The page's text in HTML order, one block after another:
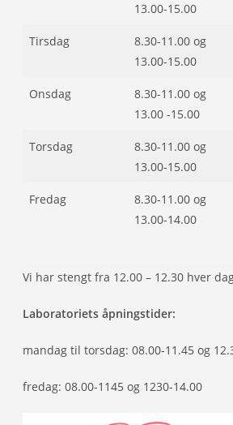
13.00-15.00
Tirsdag
8.30-11.00 og
13.00-15.00
Onsdag
8.30-11.00 og
13.00 -15.00
Torsdag
8.30-11.00 og
13.00-15.00
Fredag
8.30-11.00 og
13.00-14.00
Vi har stengt fra 12.00 – 12.30 hver
Laboratoriets åpningstider:
mandag til torsdag: 08.00-11.45 og
fredag: 08.00-1145 og 1230-14.00